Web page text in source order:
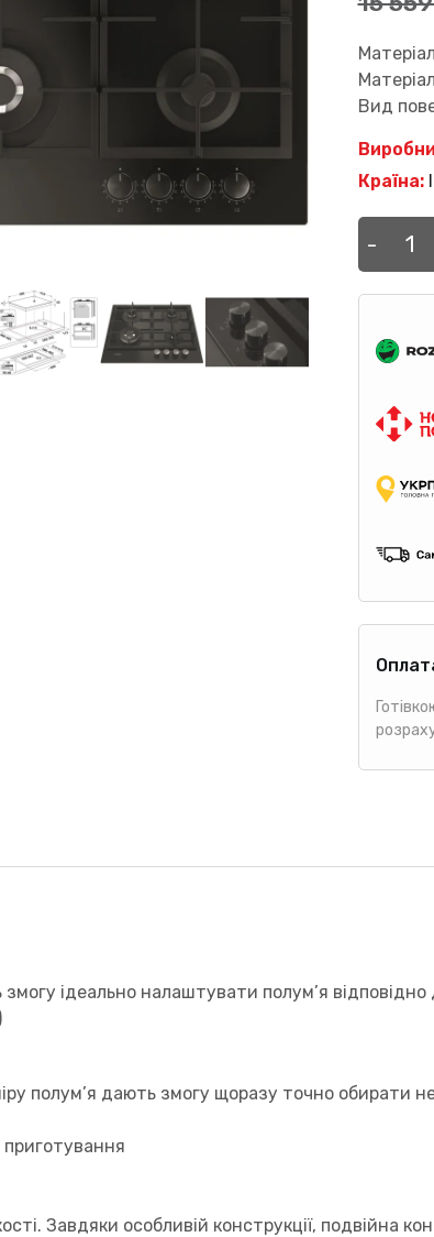
Вид
Країна:
-
GOFL
629/
ідеально налаштувати полум’я
полум’я дають змогу щоразу точно обирати
приготування
Завдяки особливій конструкції, подвійна